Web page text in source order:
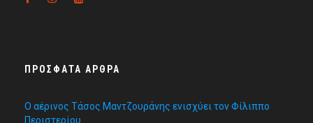
ΠΡΌΣΦΑΤΑ ΆΡΘΡΑ
Ο αέρινος Τάσος Μαντζουράνης ενισχύει τον Φίλιππο
Περιστερίου